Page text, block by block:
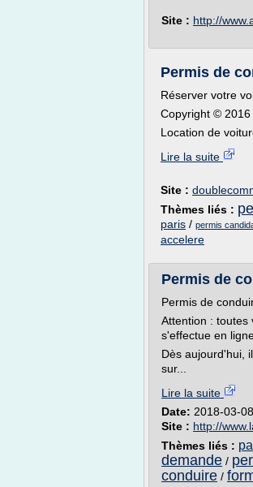
Site : http://
Permis de
Réserver votre
Copyright © 2016
Location de
Lire la suite
Site :
Thèmes liés :
paris / permis
accelere
Permis de
Permis de
Attention : toutes
s'effectue en
Dès aujourd'hui,
sur...
Lire la suite
Date: 2018-03-
Site : http://
Thèmes liés :
demande /
conduire /